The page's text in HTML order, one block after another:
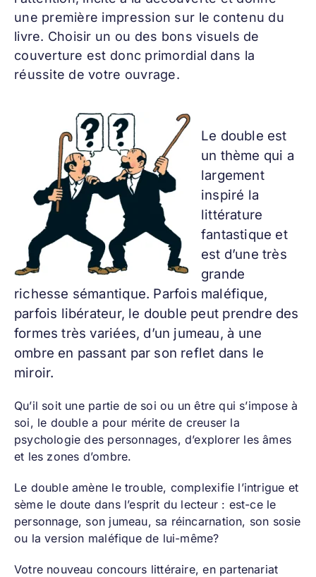
une première impression sur le contenu du
livre. Choisir un ou des bons visuels de
couverture est donc primordial dans la
réussite de votre ouvrage.
Le double est
un thème qui a
largement
inspiré la
littérature
fantastique et
est d’une très
grande
richesse sémantique. Parfois maléfique,
parfois libérateur, le double peut prendre des
formes très variées, d’un jumeau, à une
ombre en passant par son reflet dans le
miroir.
Qu’il soit une partie de soi ou un être qui s’impose à
soi, le double a pour mérite de creuser la
psychologie des personnages, d’explorer les âmes
et les zones d’ombre.
Le double amène le trouble, complexifie l’intrigue et
sème le doute dans l’esprit du lecteur : est-ce le
personnage, son jumeau, sa réincarnation, son sosie
ou la version maléfique de lui-même?
Votre nouveau concours littéraire, en partenariat